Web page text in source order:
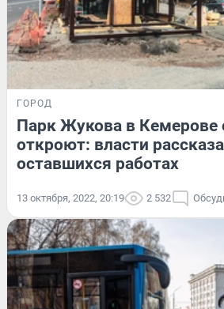
ГОРОД
Парк Жукова в Кемерове
откроют: власти
оставшихся работах
13 октября, 2022, 20:19 2 532